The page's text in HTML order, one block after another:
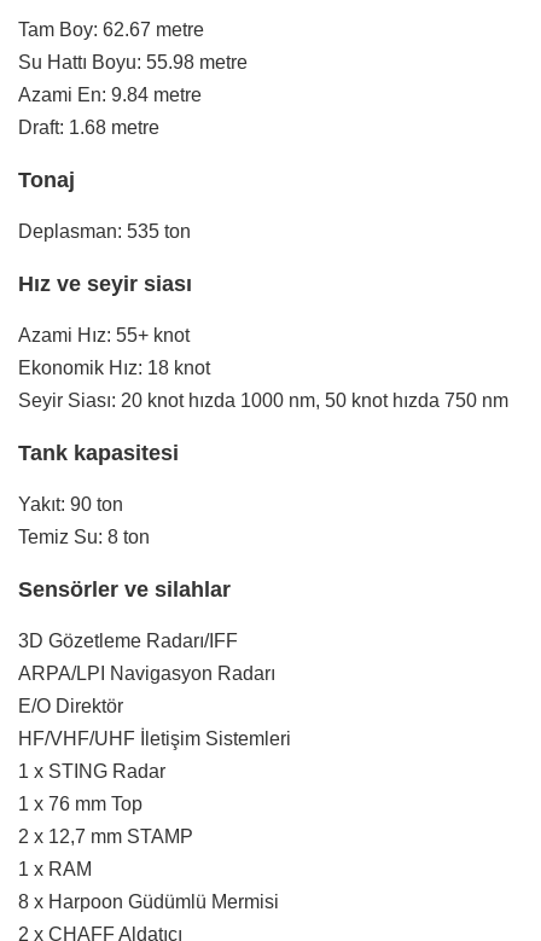
Tam Boy: 62.67 metre
Su Hattı Boyu: 55.98 metre
Azami En: 9.84 metre
Draft: 1.68 metre
Tonaj
Deplasman: 535 ton
Hız ve seyir siası
Azami Hız: 55+ knot
Ekonomik Hız: 18 knot
Seyir Siası: 20 knot hızda 1000 nm, 50 knot hızda 750 nm
Tank kapasitesi
Yakıt: 90 ton
Temiz Su: 8 ton
Sensörler ve silahlar
3D Gözetleme Radarı/IFF
ARPA/LPI Navigasyon Radarı
E/O Direktör
HF/VHF/UHF İletişim Sistemleri
1 x STING Radar
1 x 76 mm Top
2 x 12,7 mm STAMP
1 x RAM
8 x Harpoon Güdümlü Mermisi
2 x CHAFF Aldatıcı